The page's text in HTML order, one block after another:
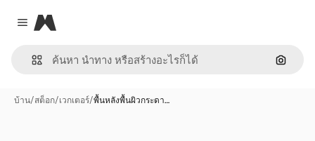
Close menu
Magnific
ค้นหา
บ้าน/สต็อก/เวกเตอร์/พื้นหลังพื้นผิวกระดา…